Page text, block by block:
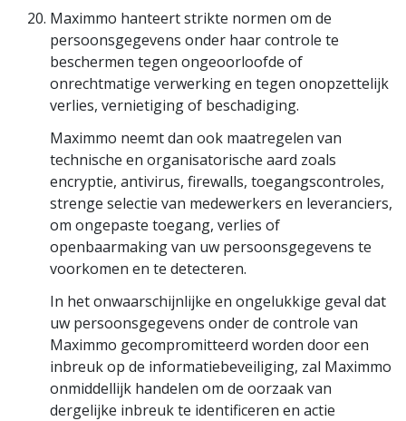
Maximmo hanteert strikte normen om de
persoonsgegevens onder haar controle te
beschermen tegen ongeoorloofde of
onrechtmatige verwerking en tegen onopzettelijk
verlies, vernietiging of beschadiging.
Maximmo neemt dan ook maatregelen van
technische en organisatorische aard zoals
encryptie, antivirus, firewalls, toegangscontroles,
strenge selectie van medewerkers en leveranciers,
om ongepaste toegang, verlies of
openbaarmaking van uw persoonsgegevens te
voorkomen en te detecteren.
In het onwaarschijnlijke en ongelukkige geval dat
uw persoonsgegevens onder de controle van
Maximmo gecompromitteerd worden door een
inbreuk op de informatiebeveiliging, zal Maximmo
onmiddellijk handelen om de oorzaak van
dergelijke inbreuk te identificeren en actie